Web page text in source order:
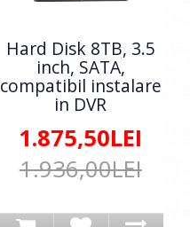
Hard Disk 8TB, 3.5
inch, SATA,
compatibil instalare
in DVR
1.875,50LEI
1.936,00LEI